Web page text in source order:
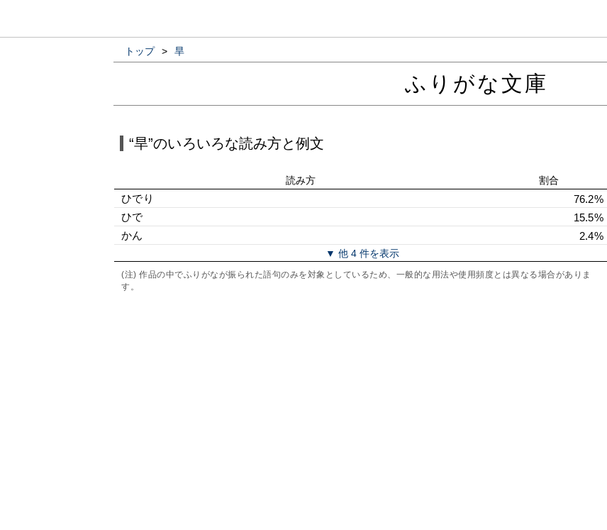
トップ > 旱
ふりがな文庫
“旱”のいろいろな読み方と例文
読み方 割合
ひでり
76.2%
ひで
15.5%
かん
2.4%
▼ 他 4 件を表示
(注) 作品の中でふりがなが振られた語句のみを対象としているため、一般的な用法や使用頻度とは異なる場合がありま
す。